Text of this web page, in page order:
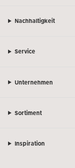
Nachhaltigkeit
Service
Unternehmen
Sortiment
Inspiration